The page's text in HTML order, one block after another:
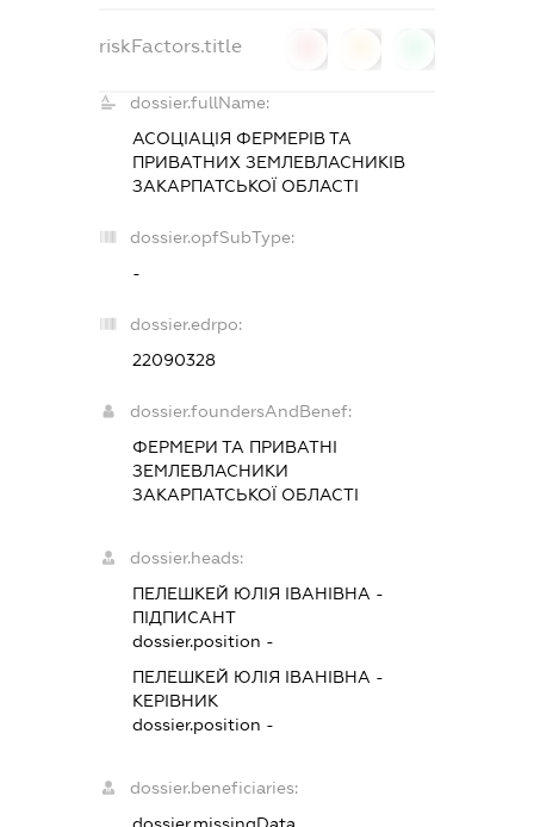
riskFactors.title
dossier.fullName:
АСОЦІАЦІЯ ФЕРМЕРІВ ТА
ПРИВАТНИХ ЗЕМЛЕВЛАСНИКІВ
ЗАКАРПАТСЬКОЇ ОБЛАСТІ
dossier.opfSubType:
-
dossier.edrpo:
22090328
dossier.foundersAndBenef:
ФЕРМЕРИ ТА ПРИВАТНІ
ЗЕМЛЕВЛАСНИКИ
ЗАКАРПАТСЬКОЇ ОБЛАСТІ
dossier.heads:
ПЕЛЕШКЕЙ ЮЛІЯ ІВАНІВНА -
ПІДПИСАНТ
dossier.position -
ПЕЛЕШКЕЙ ЮЛІЯ ІВАНІВНА -
КЕРІВНИК
dossier.position -
dossier.beneficiaries: